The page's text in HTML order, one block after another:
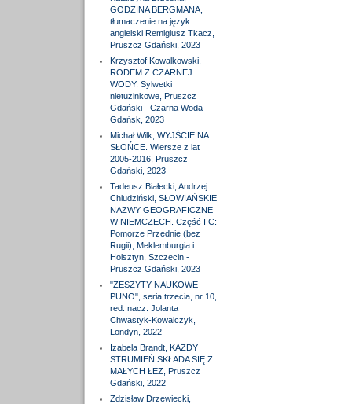
GODZINA BERGMANA,
tłumaczenie na język
angielski Remigiusz Tkacz,
Pruszcz Gdański, 2023
Krzysztof Kowalkowski,
RODEM Z CZARNEJ
WODY. Sylwetki
nietuzinkowe, Pruszcz
Gdański - Czarna Woda -
Gdańsk, 2023
Michał Wilk, WYJŚCIE NA
SŁOŃCE. Wiersze z lat
2005-2016, Pruszcz
Gdański, 2023
Tadeusz Białecki, Andrzej
Chludziński, SŁOWIAŃSKIE
NAZWY GEOGRAFICZNE
W NIEMCZECH. Część I C:
Pomorze Przednie (bez
Rugii), Meklemburgia i
Holsztyn, Szczecin -
Pruszcz Gdański, 2023
"ZESZYTY NAUKOWE
PUNO", seria trzecia, nr 10,
red. nacz. Jolanta
Chwastyk-Kowalczyk,
Londyn, 2022
Izabela Brandt, KAŻDY
STRUMIEŃ SKŁADA SIĘ Z
MAŁYCH ŁEZ, Pruszcz
Gdański, 2022
Zdzisław Drzewiecki,